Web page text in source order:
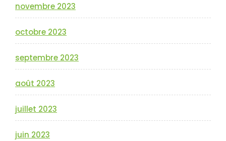
novembre 2023
octobre 2023
septembre 2023
août 2023
juillet 2023
juin 2023